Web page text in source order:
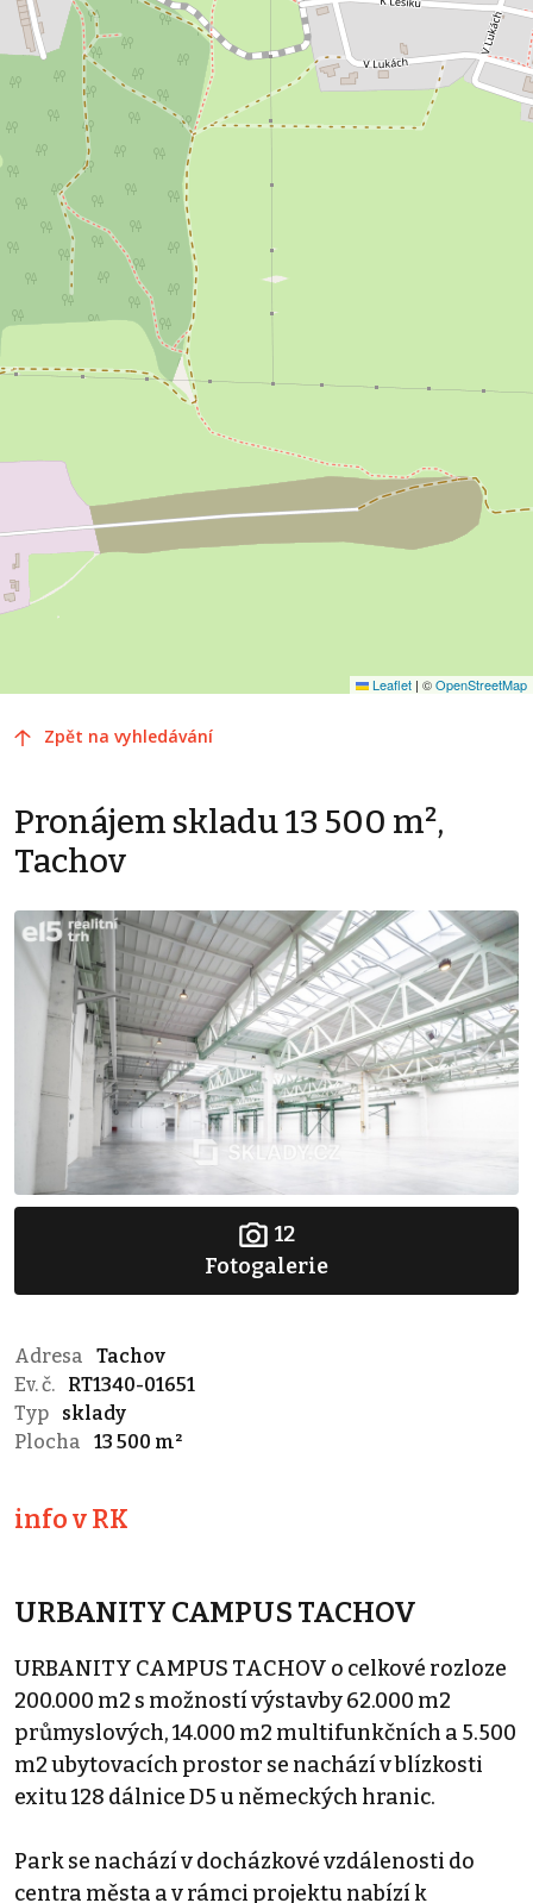
Leaflet | ©OpenStreetMap
Zpět na vyhledávání
Pronájem skladu 13 500 m²,
Tachov
12
Fotogalerie
Adresa
Tachov
Ev. č.
RT1340-01651
Typ
sklady
Plocha
13 500 m²
info v RK
URBANITY CAMPUS TACHOV
URBANITY CAMPUS TACHOV o celkové rozloze
200.000 m2 s možností výstavby 62.000 m2
průmyslových, 14.000 m2 multifunkčních a 5.500
m2 ubytovacích prostor se nachází v blízkosti
exitu 128 dálnice D5 u německých hranic.
Park se nachází v docházkové vzdálenosti do
centra města a v rámci projektu nabízí k